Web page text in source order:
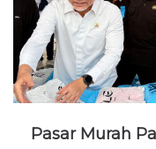
Pasar Murah